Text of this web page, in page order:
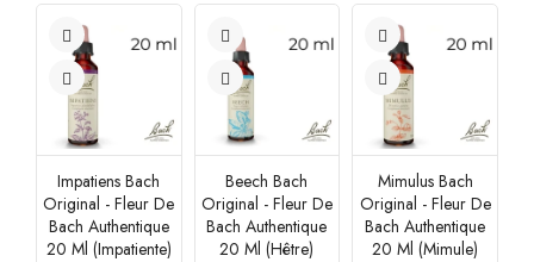
Impatiens Bach
Original - Fleur De
Bach Authentique
20 Ml (Impatiente)
Beech Bach
Original - Fleur De
Bach Authentique
20 Ml (Hêtre)
Mimulus Bach
Original - Fleur De
Bach Authentique
20 Ml (Mimule)